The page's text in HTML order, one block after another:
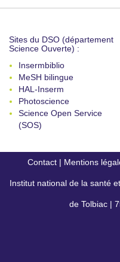
Sites du DSO (département
Science Ouverte) :
Insermbiblio
MeSH bilingue
HAL-Inserm
Photoscience
Science Open Service
(SOS)
Contact | Mentions
Institut national de la santé
de Tolbiac |